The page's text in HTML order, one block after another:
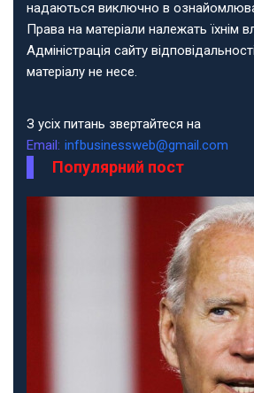
надаються виключно в
Права на матеріали належать їхнім
Адміністрація сайту
матеріалу не несе.
З усіх питань звертайтеся на
Email: infbusinessweb@gmail.com
Популярний пост